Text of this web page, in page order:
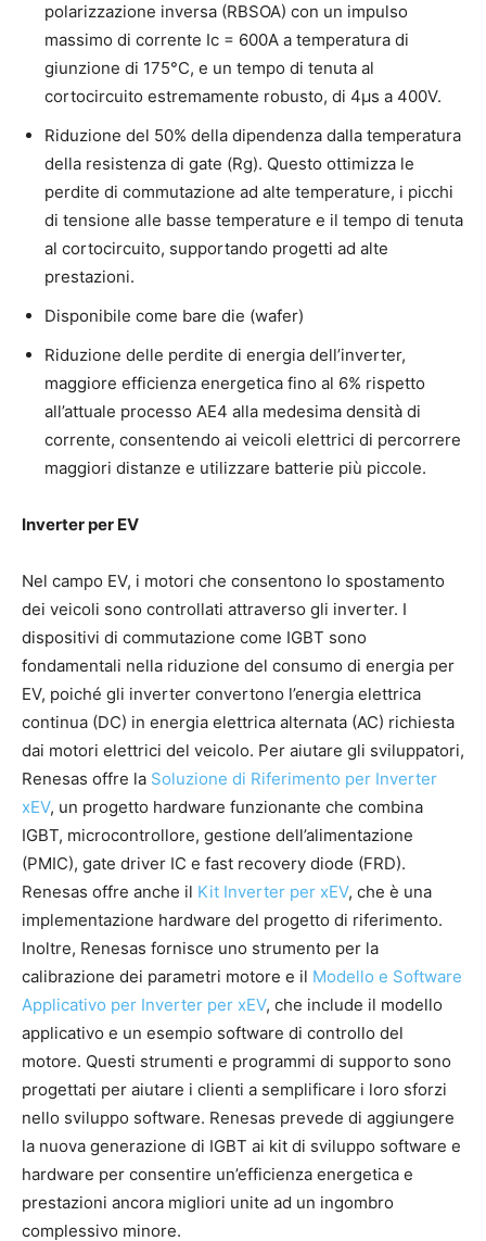
polarizzazione inversa (RBSOA) con un impulso
massimo di corrente Ic = 600A a temperatura di
giunzione di 175°C, e un tempo di tenuta al
cortocircuito estremamente robusto, di 4µs a 400V.
Riduzione del 50% della dipendenza dalla temperatura
della resistenza di gate (Rg). Questo ottimizza le
perdite di commutazione ad alte temperature, i picchi
di tensione alle basse temperature e il tempo di tenuta
al cortocircuito, supportando progetti ad alte
prestazioni.
Disponibile come bare die (wafer)
Riduzione delle perdite di energia dell’inverter,
maggiore efficienza energetica fino al 6% rispetto
all’attuale processo AE4 alla medesima densità di
corrente, consentendo ai veicoli elettrici di percorrere
maggiori distanze e utilizzare batterie più piccole.
Inverter per EV
Nel campo EV, i motori che consentono lo spostamento
dei veicoli sono controllati attraverso gli inverter. I
dispositivi di commutazione come IGBT sono
fondamentali nella riduzione del consumo di energia per
EV, poiché gli inverter convertono l’energia elettrica
continua (DC) in energia elettrica alternata (AC) richiesta
dai motori elettrici del veicolo. Per aiutare gli sviluppatori,
Renesas offre la Soluzione di Riferimento per Inverter
xEV, un progetto hardware funzionante che combina
IGBT, microcontrollore, gestione dell’alimentazione
(PMIC), gate driver IC e fast recovery diode (FRD).
Renesas offre anche il Kit Inverter per xEV, che è una
implementazione hardware del progetto di riferimento.
Inoltre, Renesas fornisce uno strumento per la
calibrazione dei parametri motore e il Modello e Software
Applicativo per Inverter per xEV, che include il modello
applicativo e un esempio software di controllo del
motore. Questi strumenti e programmi di supporto sono
progettati per aiutare i clienti a semplificare i loro sforzi
nello sviluppo software. Renesas prevede di aggiungere
la nuova generazione di IGBT ai kit di sviluppo software e
hardware per consentire un’efficienza energetica e
prestazioni ancora migliori unite ad un ingombro
complessivo minore.